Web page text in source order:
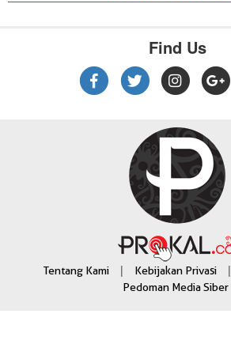
Find Us
Tentang Kami | Kebijakan Privasi |
Pedoman Media Siber